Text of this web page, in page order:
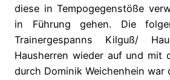
diese in Tempogegenstöße
in Führung gehen. Die
Trainergespanns Kilguß/
Hausherren wieder auf und mit
durch Dominik Weichenhein war